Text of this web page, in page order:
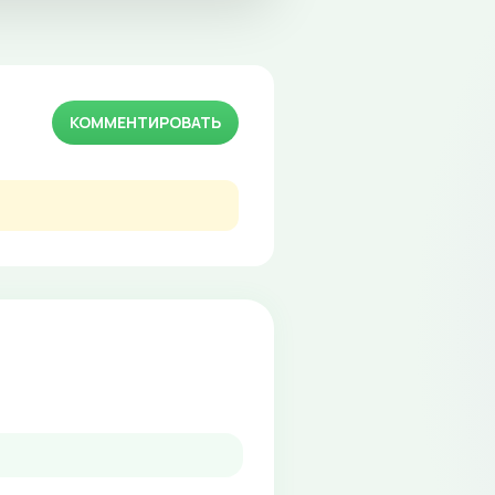
КОММЕНТИРОВАТЬ